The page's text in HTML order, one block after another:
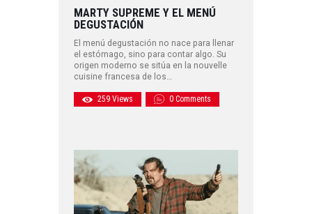
MARTY SUPREME Y EL MENÚ
DEGUSTACIÓN
El menú degustación no nace para llenar
el estómago, sino para contar algo. Su
origen moderno se sitúa en la nouvelle
cuisine francesa de los…
259 Views 0 Comments